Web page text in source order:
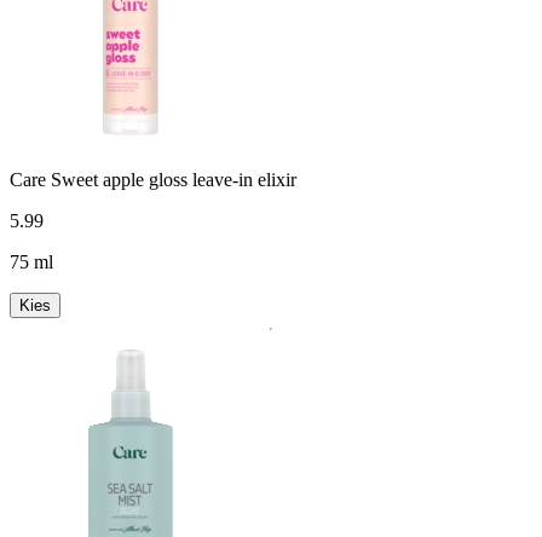
Care Sweet apple gloss leave-in elixir
5.99
75 ml
Kies